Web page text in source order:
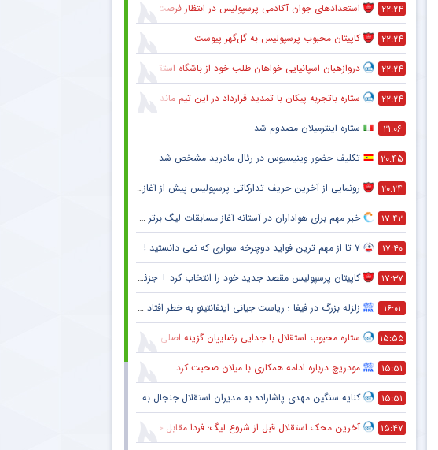
۲۲:۲۴ استعدادهای جوان آکادمی پرسپولیس در انتظار فرصت در ترکیب اصلی
۲۲:۲۴ کاپیتان محبوب پرسپولیس به گل‌گهر پیوست
۲۲:۲۴ دروازهبان اسپانیایی خواهان طلب خود از باشگاه استقلال شد
۲۲:۲۴ ستاره باتجربه پیکان با تمدید قرارداد در این تیم ماند
۲۱:۰۶ ستاره اینترمیلان مصدوم شد
۲۰:۴۵ تکلیف حضور وینیسیوس در رئال مادرید مشخص شد
۲۰:۲۴ رونمایی از آخرین حریف تدارکاتی پرسپولیس پیش از آغاز لیگ برتر
۱۷:۴۲ خبر مهم برای هواداران در آستانه آغاز مسابقات لیگ برتر + جزئیات
۱۷:۴۰ ۷ تا از مهم ترین فواید دوچرخه سواری که نمی دانستید !
۱۷:۳۷ کاپیتان پرسپولیس مقصد جدید خود را انتخاب کرد + جزئیات
۱۶:۰۱ زلزله بزرگ در فیفا ؛ ریاست جیانی اینفانتینو به خطر افتاد !! + جزئیات
۱۵:۵۵ ستاره محبوب استقلال با جدایی رضاییان گزینه اصلی دفاع راست این تیم
۱۵:۵۱ مودریچ درباره ادامه همکاری با میلان صحبت کرد
۱۵:۵۱ کنایه سنگین مهدی پاشازاده به مدیران استقلال جنجال به پا کرد
۱۵:۴۷ آخرین محک استقلال قبل از شروع لیگ؛ فردا مقابل حریف تدارکاتی